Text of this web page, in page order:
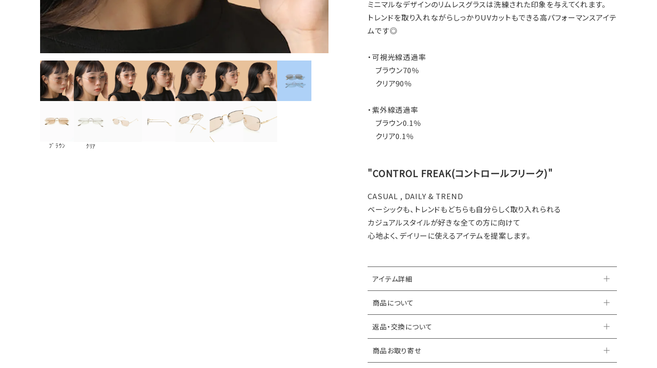
ﾌﾞﾗｳﾝ ｸﾘｱ
ミニマルなデザインのリムレスグラスは洗練された印象を与えてくれます。
トレンドを取り入れながらしっかりUVカットもできる高パフォーマンスアイテ
ムです◎
・可視光線透過率
ブラウン70％
クリア90％
・紫外線透過率
ブラウン0.1％
クリア0.1％
"CONTROL FREAK(コントロールフリーク)"
CASUAL , DAILY & TREND
ベーシックも、トレンドもどちらも自分らしく取り入れられる
カジュアルスタイルが好きな全ての方に向けて
心地よく、デイリーに使えるアイテムを提案します。
アイテム詳細
商品について
返品・交換について
商品お取り寄せ